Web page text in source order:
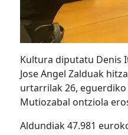
Kultura diputatu Denis
Jose Angel Zalduak
urtarrilak 26, eguerdiko
Mutiozabal ontziola
Aldundiak 47.981